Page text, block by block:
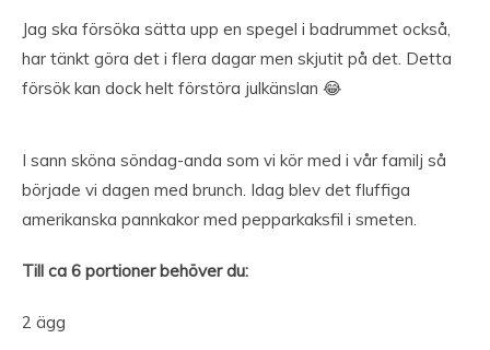
Jag ska försöka sätta upp en spegel i badrummet också,
har tänkt göra det i flera dagar men skjutit på det. Detta
försök kan dock helt förstöra julkänslan 😂
I sann sköna söndag-anda som vi kör med i vår familj så
började vi dagen med brunch. Idag blev det fluffiga
amerikanska pannkakor med pepparkaksfil i smeten.
Till ca 6 portioner behöver du:
2 ägg